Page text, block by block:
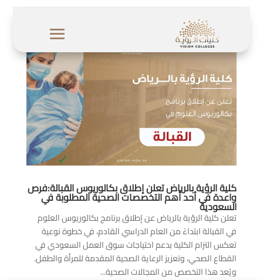
كلية الرؤية بالرياض تعلن إطلاق بكالوريوس القبالة:فرص
واعدة في أحد أهم التخصصات الصحية المطلوبة في
السعودية
تعلن كلية الرؤية بالرياض عن إطلاق برنامج بكالوريوس العلوم
في القبالة ابتداءً من العام الدراسي القادم، في خطوة نوعية
تعكس التزام الكلية بدعم احتياجات سوق العمل السعودي في
القطاع الصحي، وتعزيز الرعاية الصحية المقدمة للمرأة والطفل.
ويُعد هذا التخصص من المجالات الصحية...